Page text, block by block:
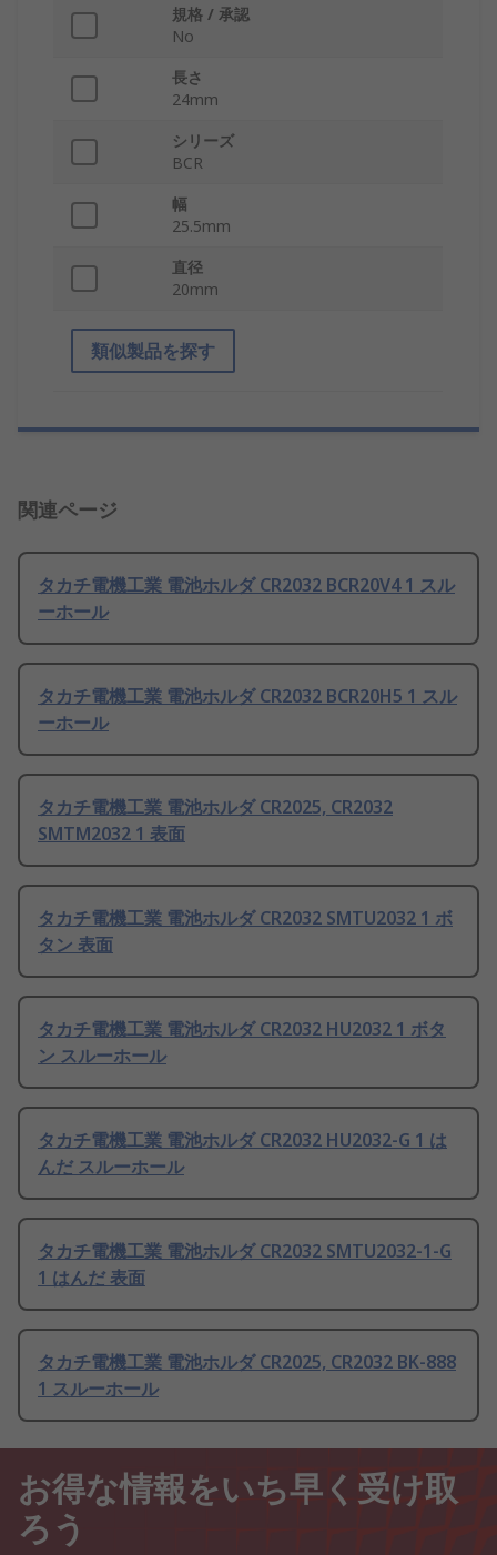
規格 / 承認
No
長さ
24mm
シリーズ
BCR
幅
25.5mm
直径
20mm
類似製品を探す
関連ページ
タカチ電機工業 電池ホルダ CR2032 BCR20V4 1 スル
ーホール
タカチ電機工業 電池ホルダ CR2032 BCR20H5 1 スル
ーホール
タカチ電機工業 電池ホルダ CR2025, CR2032
SMTM2032 1 表面
タカチ電機工業 電池ホルダ CR2032 SMTU2032 1 ボ
タン 表面
タカチ電機工業 電池ホルダ CR2032 HU2032 1 ボタ
ン スルーホール
タカチ電機工業 電池ホルダ CR2032 HU2032-G 1 は
んだ スルーホール
タカチ電機工業 電池ホルダ CR2032 SMTU2032-1-G
1 はんだ 表面
タカチ電機工業 電池ホルダ CR2025, CR2032 BK-888
1 スルーホール
お得な情報をいち早く受け取
ろう